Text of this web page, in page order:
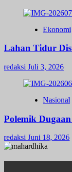
Ekonomi
Lahan Tidur
redaksi Juli 3, 2026
Nasional
Polemik
redaksi Juni 18, 2026